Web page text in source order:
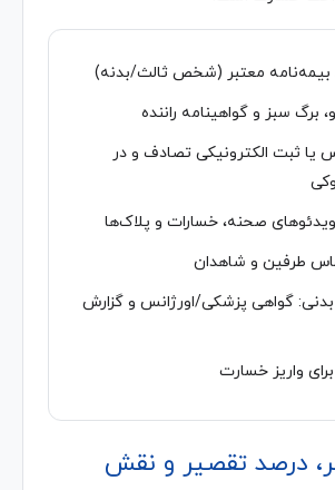
معتبر (شخص ثالث/بدنه)
برگ سبز و گواهینامه راننده
یا ثبت الکترونیکی تصادف و در
صحنه، خسارات و پلاک‌ها
طرفین و شاهدان
گواهی پزشکی/اورژانس و گزارش
واریز خسارت
درصد تقصیر و نقش